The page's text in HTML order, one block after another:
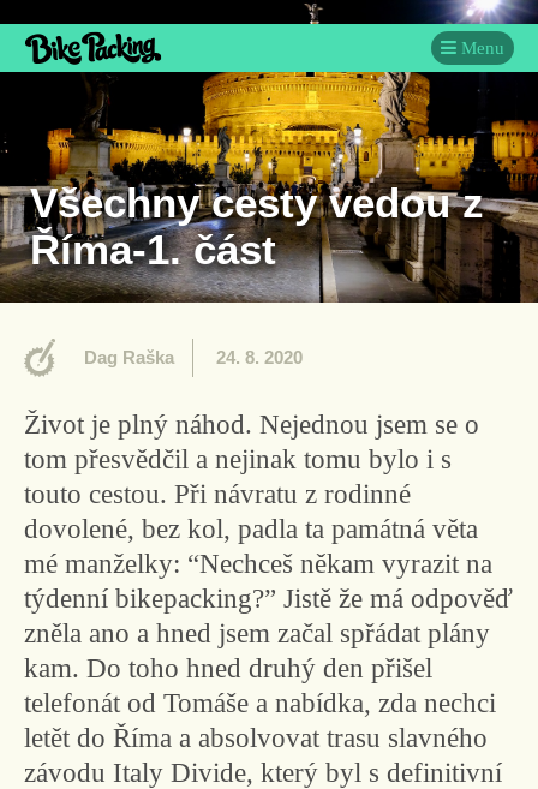
Menu
Všechny cesty vedou z
Říma-1. část
Dag Raška 24. 8. 2020
Život je plný náhod. Nejednou jsem se o
tom přesvědčil a nejinak tomu bylo i s
touto cestou. Při návratu z rodinné
dovolené, bez kol, padla ta památná věta
mé manželky: “Nechceš někam vyrazit na
týdenní bikepacking?” Jistě že má odpověď
zněla ano a hned jsem začal spřádat plány
kam. Do toho hned druhý den přišel
telefonát od Tomáše a nabídka, zda nechci
letět do Říma a absolvovat trasu slavného
závodu Italy Divide, který byl s definitivní